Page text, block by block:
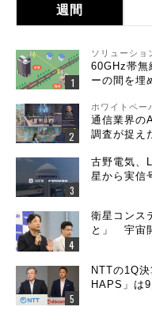
週間
ソリューショ
60GHz帯
ーの間を埋
ホワイトペー
通信業界の
調査が捉え
古野電気、
星から実信
衛星コンス
と」 宇宙
NTTの1Q
HAPS」は